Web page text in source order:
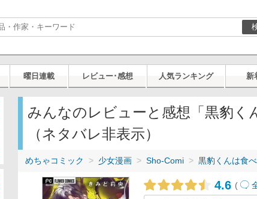
曜日連載 レビュー･感想 人気ランキング 新
みんなのレビューと感想「黒豹く
（ネタバレ非表示）
めちゃコミック 少女漫画 Sho-Comi 黒豹くんは食
4.6 (